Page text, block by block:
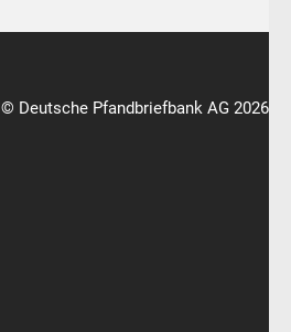
© Deutsche Pfandbriefbank AG 2026